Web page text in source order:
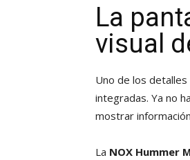
La
visual
Uno de los
integradas. Ya no
mostrar
La NOX Hummer